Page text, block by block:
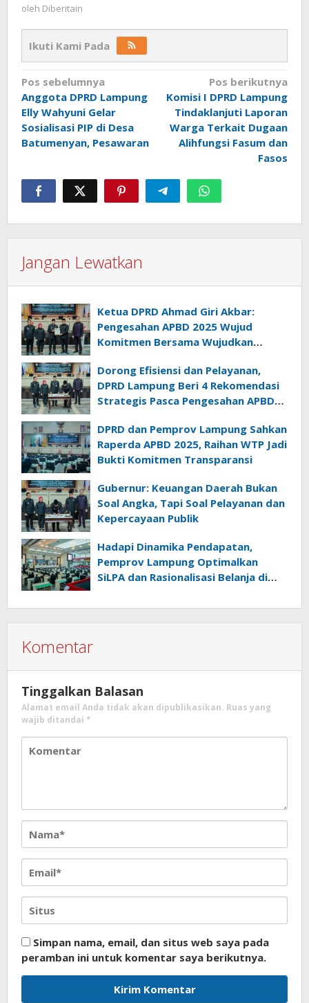
oleh Diberitain
Ikuti Kami Pada
Navigasi
pos
Pos sebelumnya
Anggota DPRD Lampung
Elly Wahyuni Gelar
Sosialisasi PIP di Desa
Batumenyan, Pesawaran
Pos berikutnya
Komisi I DPRD Lampung
Tindaklanjuti Laporan
Warga Terkait Dugaan
Alihfungsi Fasum dan
Fasos
Jangan Lewatkan
Ketua DPRD Ahmad Giri Akbar:
Pengesahan APBD 2025 Wujud
Komitmen Bersama Wujudkan
Dorong Efisiensi dan Pelayanan,
DPRD Lampung Beri 4 Rekomendasi
Strategis Pasca Pengesahan APBD
DPRD dan Pemprov Lampung Sahkan
Raperda APBD 2025, Raihan WTP Jadi
Bukti Komitmen Transparansi
Gubernur: Keuangan Daerah Bukan
Soal Angka, Tapi Soal Pelayanan dan
Kepercayaan Publik
Hadapi Dinamika Pendapatan,
Pemprov Lampung Optimalkan
SiLPA dan Rasionalisasi Belanja di
Komentar
Tinggalkan Balasan
Alamat email Anda tidak akan dipublikasikan. Ruas yang
wajib ditandai *
Simpan nama, email, dan situs web saya pada
peramban ini untuk komentar saya berikutnya.